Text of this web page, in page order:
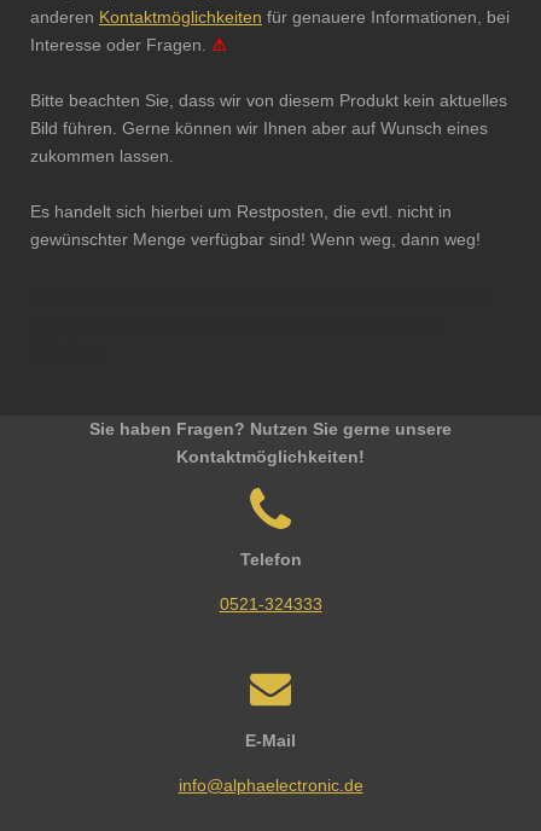
anderen Kontaktmöglichkeiten für genauere Informationen, bei
Interesse oder Fragen. ⚠
Bitte beachten Sie, dass wir von diesem Produkt kein aktuelles
Bild führen. Gerne können wir Ihnen aber auf Wunsch eines
zukommen lassen.
Es handelt sich hierbei um Restposten, die evtl. nicht in
gewünschter Menge verfügbar sind! Wenn weg, dann weg!
Sie haben Fragen? Nutzen Sie gerne unsere
Kontaktmöglichkeiten!
Telefon
0521-324333
E-Mail
info@alphaelectronic.de